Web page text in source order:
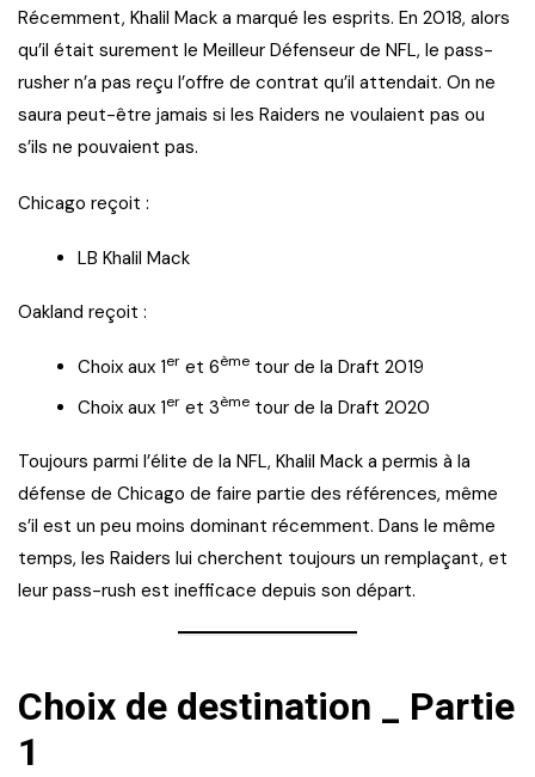
Récemment, Khalil Mack a marqué les esprits. En 2018, alors
qu’il était surement le Meilleur Défenseur de NFL, le pass-
rusher n’a pas reçu l’offre de contrat qu’il attendait. On ne
saura peut-être jamais si les Raiders ne voulaient pas ou
s’ils ne pouvaient pas.
Chicago reçoit :
LB Khalil Mack
Oakland reçoit :
Choix aux 1er et 6ème tour de la Draft 2019
Choix aux 1er et 3ème tour de la Draft 2020
Toujours parmi l’élite de la NFL, Khalil Mack a permis à la
défense de Chicago de faire partie des références, même
s’il est un peu moins dominant récemment. Dans le même
temps, les Raiders lui cherchent toujours un remplaçant, et
leur pass-rush est inefficace depuis son départ.
Choix de destination _ Partie
1